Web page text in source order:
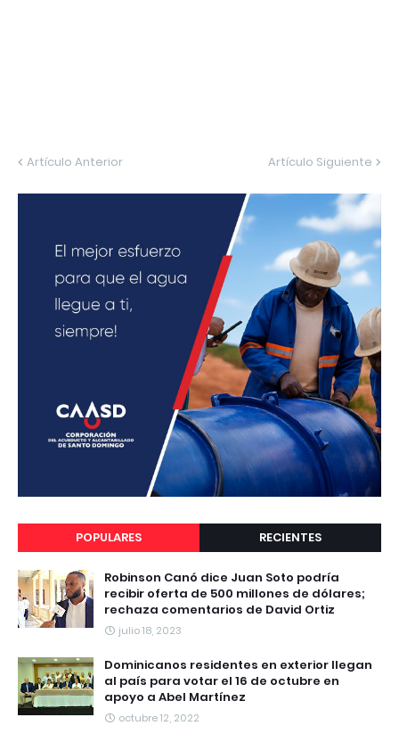
Artículo Anterior Artículo Siguiente
POPULARES RECIENTES
Robinson Canó dice Juan Soto podría
recibir oferta de 500 millones de dólares;
rechaza comentarios de David Ortiz
julio 18, 2023
Dominicanos residentes en exterior llegan
al país para votar el 16 de octubre en
apoyo a Abel Martínez
octubre 12, 2022